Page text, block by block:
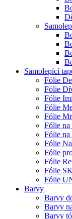
Samolepící
Fólie
Fólie
Fólie
Fólie
Fólie
Fólie
Fólie na
Fólie
Fólie
Fólie
Fólie
Fólie
Barvy
Barvy
Barvy
Barvy